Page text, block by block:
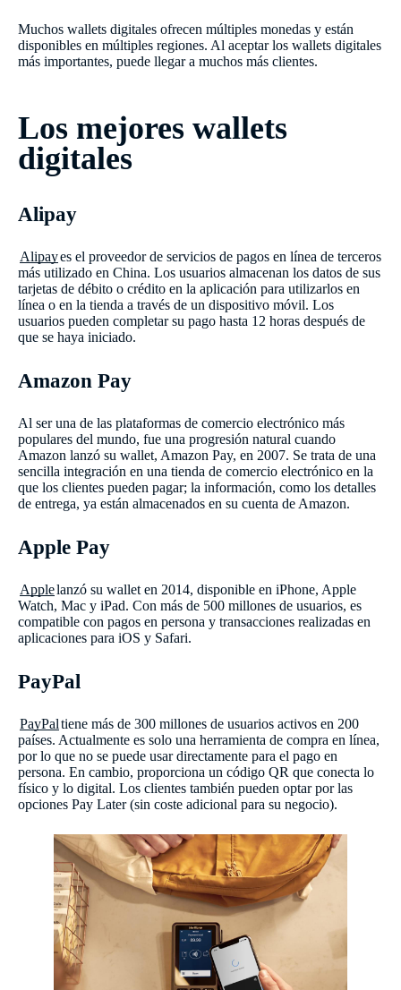
Muchos wallets digitales ofrecen múltiples monedas y están
disponibles en múltiples regiones. Al aceptar los wallets digitales
más importantes, puede llegar a muchos más clientes.
Los mejores wallets
digitales
Alipay
Alipayes el proveedor de servicios de pagos en línea de terceros
más utilizado en China. Los usuarios almacenan los datos de sus
tarjetas de débito o crédito en la aplicación para utilizarlos en
línea o en la tienda a través de un dispositivo móvil. Los
usuarios pueden completar su pago hasta 12 horas después de
que se haya iniciado.
Amazon Pay
Al ser una de las plataformas de comercio electrónico más
populares del mundo, fue una progresión natural cuando
Amazon lanzó su wallet, Amazon Pay, en 2007. Se trata de una
sencilla integración en una tienda de comercio electrónico en la
que los clientes pueden pagar; la información, como los detalles
de entrega, ya están almacenados en su cuenta de Amazon.
Apple Pay
Applelanzó su wallet en 2014, disponible en iPhone, Apple
Watch, Mac y iPad. Con más de 500 millones de usuarios, es
compatible con pagos en persona y transacciones realizadas en
aplicaciones para iOS y Safari.
PayPal
PayPaltiene más de 300 millones de usuarios activos en 200
países. Actualmente es solo una herramienta de compra en línea,
por lo que no se puede usar directamente para el pago en
persona. En cambio, proporciona un código QR que conecta lo
físico y lo digital. Los clientes también pueden optar por las
opciones Pay Later (sin coste adicional para su negocio).